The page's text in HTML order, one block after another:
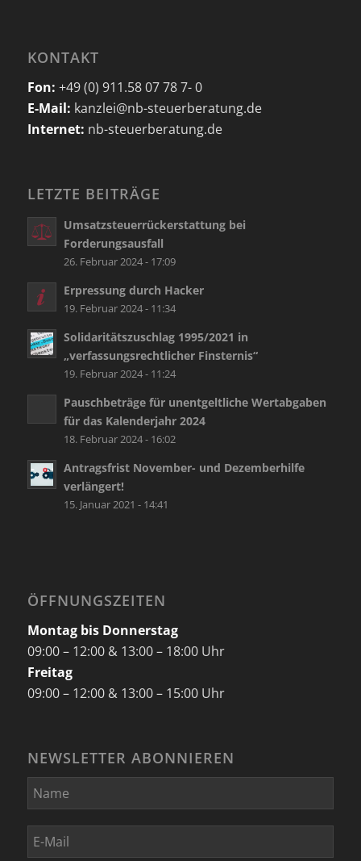
KONTAKT
Fon: +49 (0) 911.58 07 78 7- 0
E-Mail: kanzlei@nb-steuerberatung.de
Internet: nb-steuerberatung.de
LETZTE BEITRÄGE
Umsatzsteuerrückerstattung bei
Forderungsausfall
26. Februar 2024 - 17:09
Erpressung durch Hacker
19. Februar 2024 - 11:34
Solidaritätszuschlag 1995/2021 in
„verfassungsrechtlicher Finsternis“
19. Februar 2024 - 11:24
Pauschbeträge für unentgeltliche Wertabgaben
für das Kalenderjahr 2024
18. Februar 2024 - 16:02
Antragsfrist November- und Dezemberhilfe
verlängert!
15. Januar 2021 - 14:41
ÖFFNUNGSZEITEN
Montag bis Donnerstag
09:00 – 12:00 & 13:00 – 18:00 Uhr
Freitag
09:00 – 12:00 & 13:00 – 15:00 Uhr
NEWSLETTER ABONNIEREN